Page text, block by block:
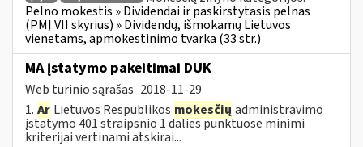
Pelno mokestis » Dividendai ir paskirstytasis pelnas
(PMĮ VII skyrius) » Dividendų, išmokamų Lietuvos
vienetams, apmokestinimo tvarka (33 str.)
MA įstatymo pakeitimai DUK
Web turinio sąrašas 2018-11-29
1. Ar Lietuvos Respublikos mokesčių administravimo
įstatymo 401 straipsnio 1 dalies punktuose minimi
kriterijai vertinami atskirai...